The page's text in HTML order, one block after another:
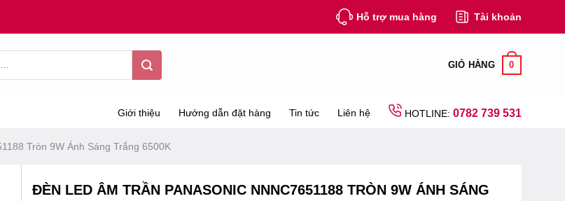
Hỗ trợ mua hàng Tài khoản
GIỎ HÀNG 0
Giới thiệu Hướng dẫn đặt hàng Tin tức Liên hệ HOTLINE: 0782 739 531
Tròn 9W Ánh Sáng Trắng 6500K
ĐÈN LED ÂM TRẦN PANASONIC NNNC7651188 TRÒN 9W ÁNH SÁNG